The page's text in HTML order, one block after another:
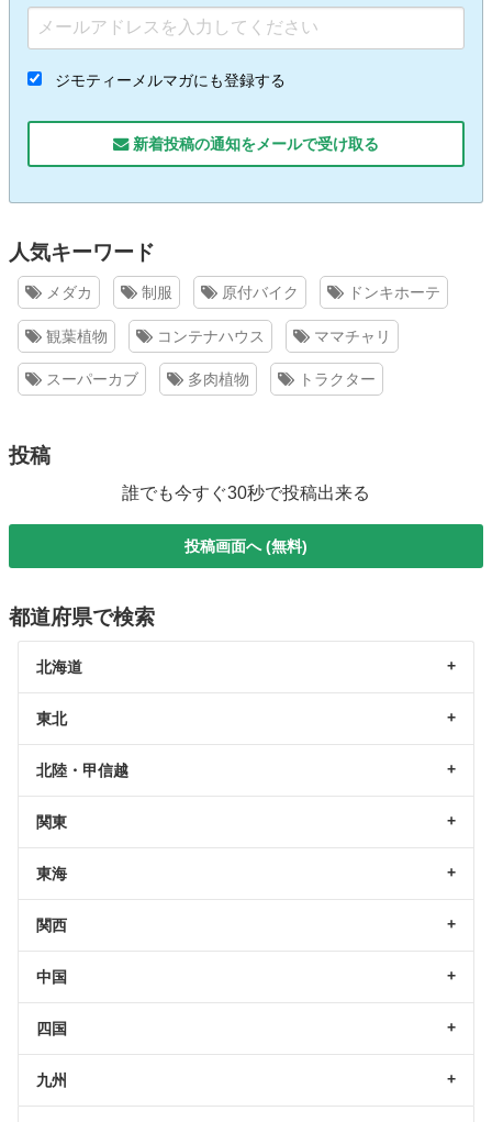
ジモティーメルマガにも登録する
新着投稿の通知をメールで受け取る
人気キーワード
メダカ 制服 原付バイク ドンキホーテ
観葉植物 コンテナハウス ママチャリ
スーパーカブ 多肉植物 トラクター
投稿
誰でも今すぐ30秒で投稿出来る
投稿画面へ (無料)
都道府県で検索
北海道
東北
北陸・甲信越
関東
東海
関西
中国
四国
九州